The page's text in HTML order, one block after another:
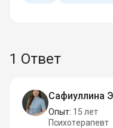
1 Ответ
Сафиуллина
Опыт: 15 лет
Психотерапевт